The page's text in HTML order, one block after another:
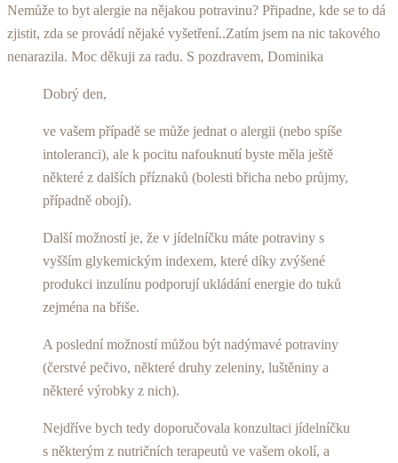
Nemůže to byt alergie na nějakou potravinu? Připadne, kde se to dá
zjistit, zda se provádí nějaké vyšetření..Zatím jsem na nic takového
nenarazila. Moc děkuji za radu. S pozdravem, Dominika
Dobrý den,
ve vašem případě se může jednat o alergii (nebo spíše
intoleranci), ale k pocitu nafouknutí byste měla ještě
některé z dalších příznaků (bolesti břicha nebo průjmy,
případně obojí).
Další možností je, že v jídelníčku máte potraviny s
vyšším glykemickým indexem, které díky zvýšené
produkci inzulínu podporují ukládání energie do tuků
zejména na břiše.
A poslední možností můžou být nadýmavé potraviny
(čerstvé pečivo, některé druhy zeleniny, luštěniny a
některé výrobky z nich).
Nejdříve bych tedy doporučovala konzultaci jídelníčku
s některým z nutričních terapeutů ve vašem okolí, a